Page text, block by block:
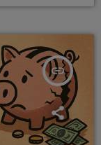
insert_link